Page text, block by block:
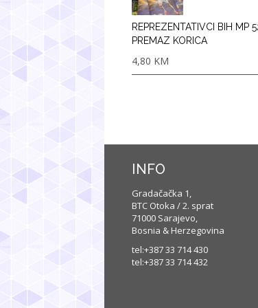
REPREZENTATIVCI BIH MP
PREMAZ KORICA
4,80 KM
INFO
Gradačačka 1,
BTC Otoka / 2. sprat
71000 Sarajevo,
Bosnia & Herzegovina
tel:+387 33 714 430
tel:+387 33 714 432